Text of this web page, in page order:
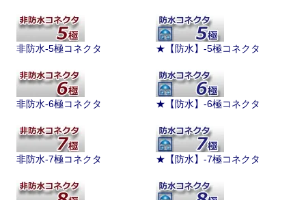
非防水-5極コネクタ ★【防水】-5極コネクタ
非防水-6極コネクタ ★【防水】-6極コネクタ
非防水-7極コネクタ ★【防水】-7極コネクタ